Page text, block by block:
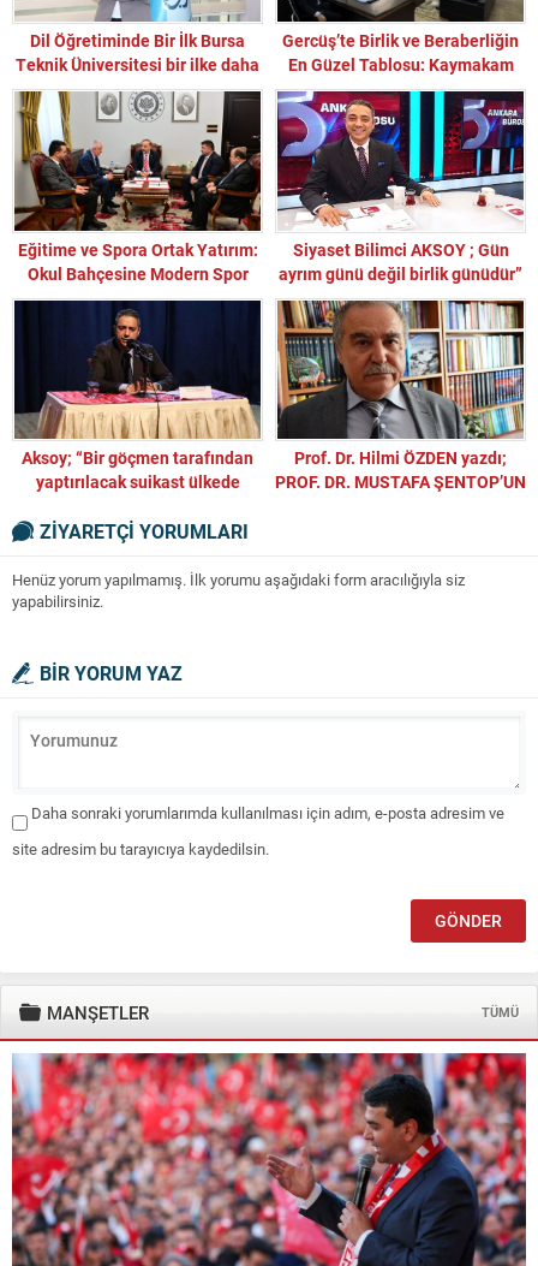
Dil Öğretiminde Bir İlk Bursa
Teknik Üniversitesi bir ilke daha
imza attı
Gercüş’te Birlik ve Beraberliğin
En Güzel Tablosu: Kaymakam
UZUN’a Anlamlı Ziyaret
Eğitime ve Spora Ortak Yatırım:
Okul Bahçesine Modern Spor
Salonu Kazandırılıyor
Siyaset Bilimci AKSOY ; Gün
ayrım günü değil birlik günüdür”
Aksoy; “Bir göçmen tarafından
yaptırılacak suikast ülkede
Prof. Dr. Hilmi ÖZDEN yazdı;
PROF. DR. MUSTAFA ŞENTOP’UN
ZİYARETÇİ YORUMLARI
Henüz yorum yapılmamış. İlk yorumu aşağıdaki form aracılığıyla siz
yapabilirsiniz.
BİR YORUM YAZ
Daha sonraki yorumlarımda kullanılması için adım, e-posta adresim ve
site adresim bu tarayıcıya kaydedilsin.
MANŞETLER TÜMÜ